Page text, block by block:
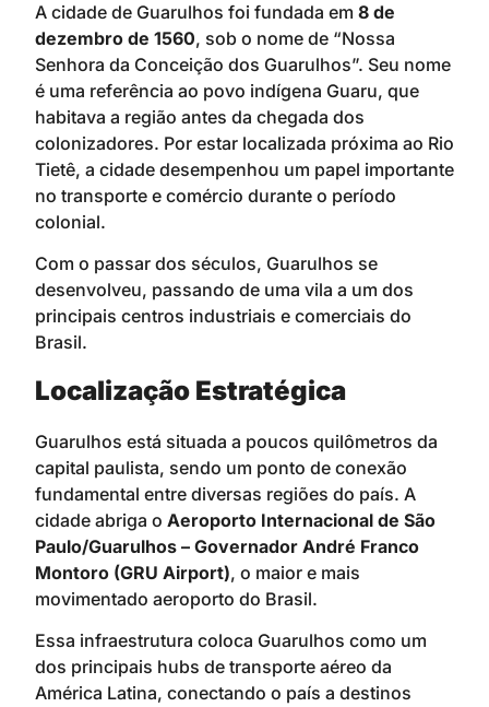
A cidade de Guarulhos foi fundada em 8 de
dezembro de 1560, sob o nome de “Nossa
Senhora da Conceição dos Guarulhos”. Seu nome
é uma referência ao povo indígena Guaru, que
habitava a região antes da chegada dos
colonizadores. Por estar localizada próxima ao Rio
Tietê, a cidade desempenhou um papel importante
no transporte e comércio durante o período
colonial.
Com o passar dos séculos, Guarulhos se
desenvolveu, passando de uma vila a um dos
principais centros industriais e comerciais do
Brasil.
Localização Estratégica
Guarulhos está situada a poucos quilômetros da
capital paulista, sendo um ponto de conexão
fundamental entre diversas regiões do país. A
cidade abriga o Aeroporto Internacional de São
Paulo/Guarulhos – Governador André Franco
Montoro (GRU Airport), o maior e mais
movimentado aeroporto do Brasil.
Essa infraestrutura coloca Guarulhos como um
dos principais hubs de transporte aéreo da
América Latina, conectando o país a destinos